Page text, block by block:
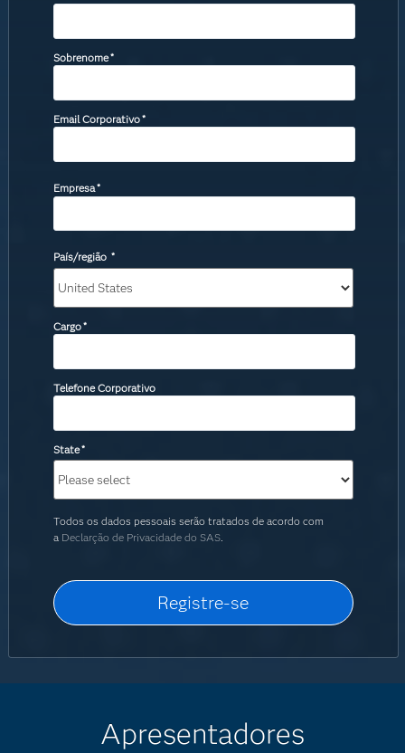
Sobrenome*
Email Corporativo*
Empresa*
País/região *
Cargo*
Telefone Corporativo
State*
Todos os dados pessoais serão tratados de acordo com
a Declarção de Privacidade do SAS.
Apresentadores